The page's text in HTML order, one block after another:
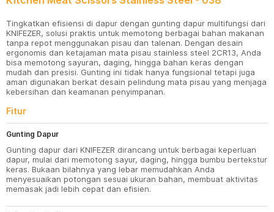
Tingkatkan efisiensi di dapur dengan gunting dapur multifungsi dari
KNIFEZER, solusi praktis untuk memotong berbagai bahan makanan
tanpa repot menggunakan pisau dan talenan. Dengan desain
ergonomis dan ketajaman mata pisau stainless steel 2CR13, Anda
bisa memotong sayuran, daging, hingga bahan keras dengan
mudah dan presisi. Gunting ini tidak hanya fungsional tetapi juga
aman digunakan berkat desain pelindung mata pisau yang menjaga
kebersihan dan keamanan penyimpanan.
Fitur
Gunting Dapur
Gunting dapur dari KNIFEZER dirancang untuk berbagai keperluan
dapur, mulai dari memotong sayur, daging, hingga bumbu bertekstur
keras. Bukaan bilahnya yang lebar memudahkan Anda
menyesuaikan potongan sesuai ukuran bahan, membuat aktivitas
memasak jadi lebih cepat dan efisien.